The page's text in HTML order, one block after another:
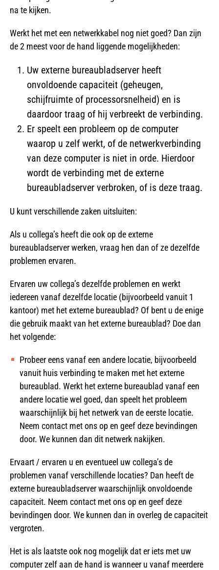
na te kijken.
Werkt het met een netwerkkabel nog niet goed? Dan zijn
de 2 meest voor de hand liggende mogelijkheden:
Uw externe bureaubladserver heeft
onvoldoende capaciteit (geheugen,
schijfruimte of processorsnelheid) en is
daardoor traag of hij verbreekt de verbinding.
Er speelt een probleem op de computer
waarop u zelf werkt, of de netwerkverbinding
van deze computer is niet in orde. Hierdoor
wordt de verbinding met de externe
bureaubladserver verbroken, of is deze traag.
U kunt verschillende zaken uitsluiten:
Als u collega’s heeft die ook op de externe
bureaubladserver werken, vraag hen dan of ze dezelfde
problemen ervaren.
Ervaren uw collega’s dezelfde problemen en werkt
iedereen vanaf dezelfde locatie (bijvoorbeeld vanuit 1
kantoor) met het externe bureaublad? Of bent u de enige
die gebruik maakt van het externe bureaublad? Doe dan
het volgende:
Probeer eens vanaf een andere locatie, bijvoorbeeld
vanuit huis verbinding te maken met het externe
bureaublad. Werkt het externe bureaublad vanaf een
andere locatie wel goed, dan speelt het probleem
waarschijnlijk bij het netwerk van de eerste locatie.
Neem contact met ons op en geef deze bevindingen
door. We kunnen dan dit netwerk nakijken.
Ervaart / ervaren u en eventueel uw collega’s de
problemen vanaf verschillende locaties? Dan heeft de
externe bureaubladserver waarschijnlijk onvoldoende
capaciteit. Neem contact met ons op en geef deze
bevindingen door. We kunnen dan in overleg de capaciteit
vergroten.
Het is als laatste ook nog mogelijk dat er iets met uw
computer zelf aan de hand is wanneer u vanaf meerdere